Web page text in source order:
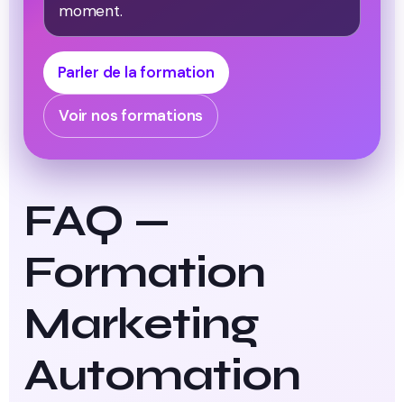
FAQ —
Formation
Marketing
Automation
moment.
Parler de la formation
Voir nos formations